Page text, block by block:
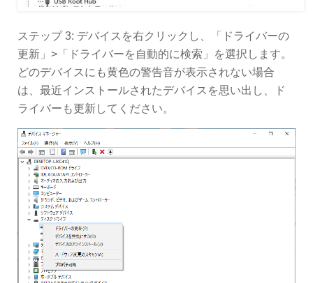
ステップ 3: デバイスを右クリックし、「ドライバーの
更新」>「ドライバーを自動的に検索」を選択します。
どのデバイスにも黄色の警告音が表示されない場合
は、最近インストールされたデバイスを思い出し、ド
ライバーも更新してください。